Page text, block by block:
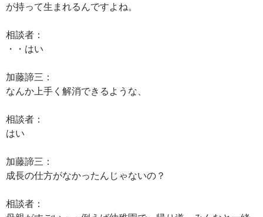
が持って生まれるんですよね。
相談者：
・・はい
加藤諦三：
なんか上手く解消できるような、
相談者：
はい
加藤諦三：
成長の仕方がなかったんじゃないの？
相談者：